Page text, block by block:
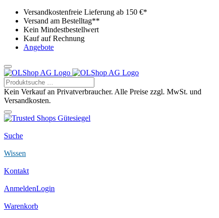
Versandkostenfreie Lieferung ab 150 €*
Versand am Bestelltag**
Kein Mindestbestellwert
Kauf auf Rechnung
Angebote
Kein Verkauf an Privatverbraucher. Alle Preise zzgl. MwSt. und
Versandkosten.
Suche
Wissen
Kontakt
AnmeldenLogin
Warenkorb